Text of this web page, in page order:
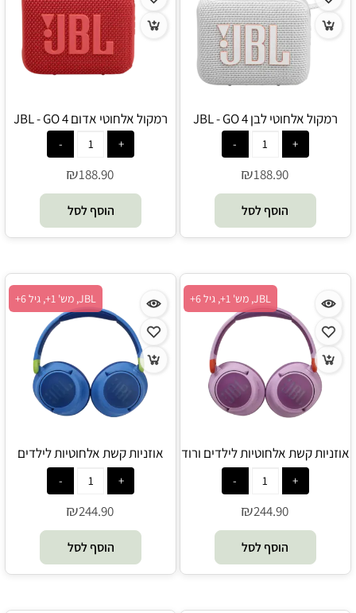
רמקול אלחוטי לבן JBL - GO 4
₪188.90
הוסף לסל
רמקול אלחוטי אדום JBL - GO 4
₪188.90
הוסף לסל
JBL, מש' 1+, גיל 6+
אוזניות קשת אלחוטיות לילדים ורוד
JBL - JR 460NC
₪244.90
הוסף לסל
JBL, מש' 1+, גיל 6+
אוזניות קשת אלחוטיות לילדים
כחול JBL - JR 460NC
₪244.90
הוסף לסל